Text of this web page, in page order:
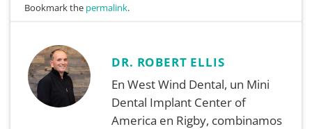
Bookmark the permalink.
DR. ROBERT ELLIS
En West Wind Dental, un Mini
Dental Implant Center of
America en Rigby, combinamos